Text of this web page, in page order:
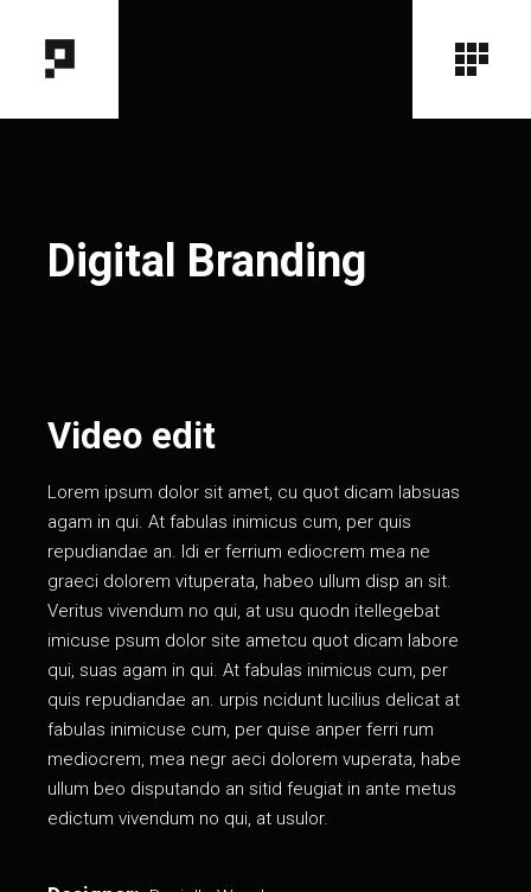
Digital Branding
Video edit
Lorem ipsum dolor sit amet, cu quot dicam labsuas
agam in qui. At fabulas inimicus cum, per quis
repudiandae an. Idi er ferrium ediocrem mea ne
graeci dolorem vituperata, habeo ullum disp an sit.
Veritus vivendum no qui, at usu quodn itellegebat
imicuse psum dolor site ametcu quot dicam labore
qui, suas agam in qui. At fabulas inimicus cum, per
quis repudiandae an. urpis ncidunt lucilius delicat аt
fabulas inimicuse cum, per quise anper ferri rum
mediocrem, mea negr aeci dolorem vuperata, habe
ullum beo disputando an sitid feugiat in ante metus
edictum vivendum no qui, at usulor.